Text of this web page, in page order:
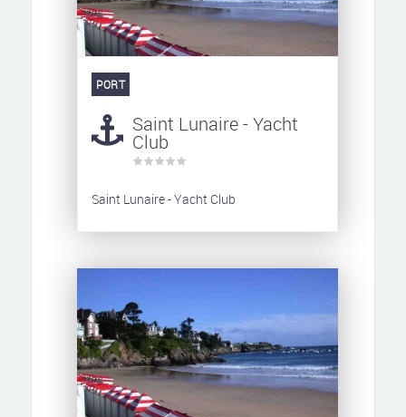
PORT
Saint Lunaire - Yacht
Club
Saint Lunaire - Yacht Club